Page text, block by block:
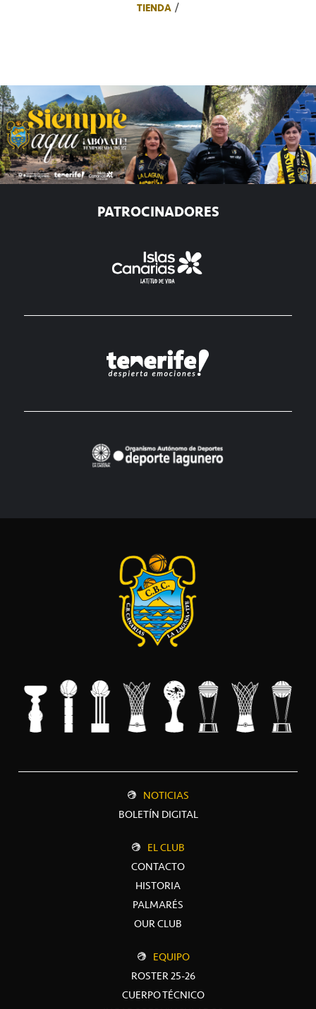
TIENDA
PATROCINADORES
NOTICIAS
BOLETÍN DIGITAL
EL CLUB
CONTACTO
HISTORIA
PALMARÉS
OUR CLUB
EQUIPO
ROSTER 25-26
CUERPO TÉCNICO